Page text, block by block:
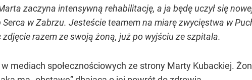
zaczyna intensywną rehabilitację, a ja będę uczył się
Serca w Zabrzu. Jesteście teamem na miarę zwycięstwa w
razem ze swoją żoną, już po wyjściu ze szpitala.
mediach społecznościowych ze strony Marty Kubackiej.